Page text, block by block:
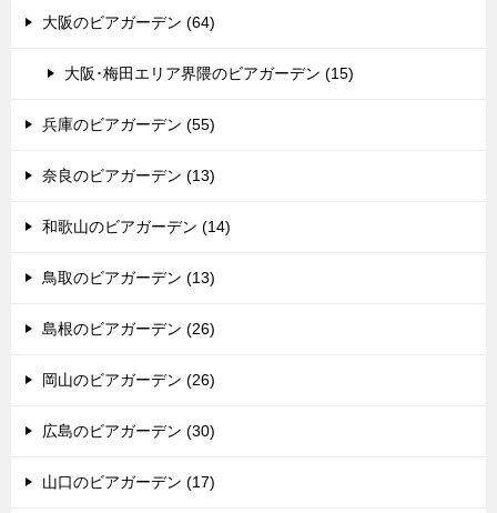
大阪のビアガーデン (64)
大阪･梅田エリア界隈のビアガーデン (15)
兵庫のビアガーデン (55)
奈良のビアガーデン (13)
和歌山のビアガーデン (14)
鳥取のビアガーデン (13)
島根のビアガーデン (26)
岡山のビアガーデン (26)
広島のビアガーデン (30)
山口のビアガーデン (17)